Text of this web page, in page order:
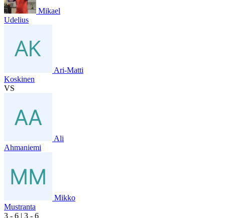
Mikael
Udelius
Ari-Matti
Koskinen
VS
Ali
Ahmaniemi
Mikko
Mustranta
3 - 6 | 3 - 6